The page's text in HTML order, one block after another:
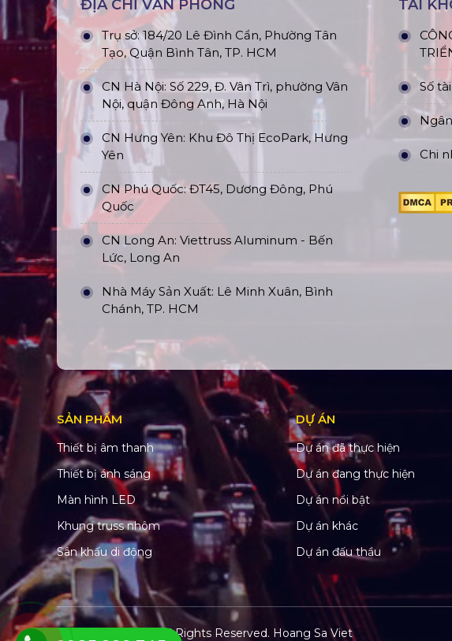
ĐỊA CHỈ VĂN PHÒNG
Trụ sở: 184/20 Lê Đình Cẩn, Phường Tân
Tạo, Quận Bình Tân, TP. HCM
CN Hà Nội: Số 229, Đ. Vân Trì, phường Vân
Nội, quận Đông Anh, Hà Nội
CN Hưng Yên: Khu Đô Thị EcoPark, Hưng
Yên
CN Phú Quốc: ĐT45, Dương Đông, Phú
Quốc
CN Long An: Viettruss Aluminum - Bến
Lức, Long An
Nhà Máy Sản Xuất: Lê Minh Xuân, Bình
Chánh, TP. HCM
TÀI
Số
Chi
SẢN PHẨM
Thiết bị âm thanh
Thiết bị ánh sáng
Màn hình LED
Khung truss nhôm
Sân khấu di động
DỰ ÁN
Dự án đã thực hiện
Dự án đang thực hiện
Dự án nổi bật
Dự án khác
Dự án đấu thầu
© Copyright 2022. All Rights Reserved. Hoang Sa Viet